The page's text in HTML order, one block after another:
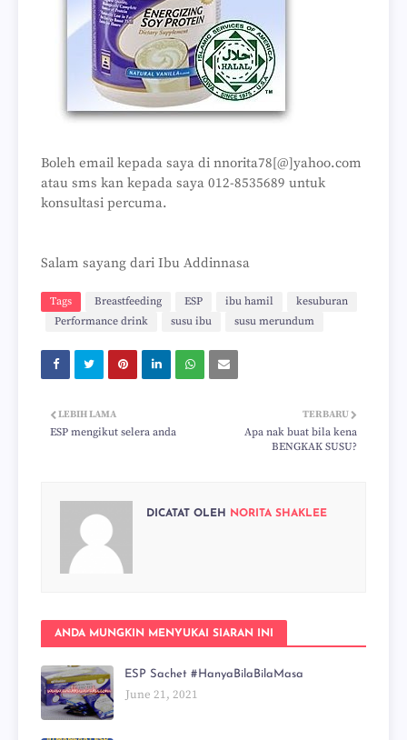
Boleh email kepada saya di nnorita78[@]yahoo.com
atau sms kan kepada saya 012-8535689 untuk
konsultasi percuma.
Salam sayang dari Ibu Addinnasa
Tags Breastfeeding ESP ibu hamil
kesuburan
Performance drink
susu ibu susu merundum
TERBARU
Apa nak buat bila kena
BENGKAK SUSU?
LEBIH LAMA
ESP mengikut selera anda
DICATAT OLEH NORITA SHAKLEE
ANDA MUNGKIN MENYUKAI SIARAN INI
ESP Sachet #HanyaBilaBilaMasa
June 21, 2021